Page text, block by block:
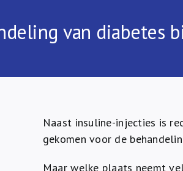
van diabetes
Naast insuline-injecties is
gekomen voor de
Maar welke plaats neemt